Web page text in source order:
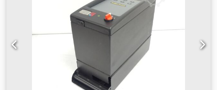
protección del armario de control: IP54 Grado de
protección del equipo completo: IP20 Superficie de
instalación: máx. 0,5 % de inclinación. Espacio libre
alrededor del equipo: 0,8 m Espacio libre delante del
armario de
con garantía. Precio neto: 59.500 zł Precio bruto: 73.185 zł
Máquina importada en condiciones óptimas. A
continuación, se adjuntan enlaces a vídeos.